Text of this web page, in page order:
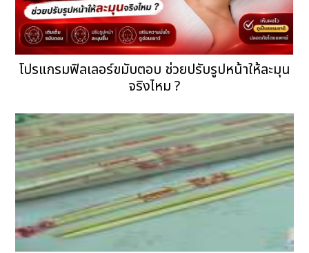
โปรแกรมฟิลเลอร์ขมับตอบ ช่วยปรับรูปหน้าให้ละมุน
จริงไหม ?